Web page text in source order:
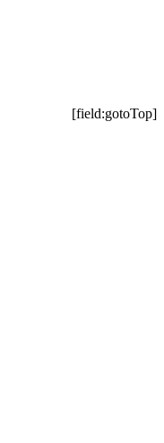
[field:gotoTop]